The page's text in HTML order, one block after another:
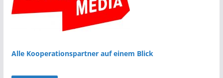
Alle Kooperationspartner auf einem Blick